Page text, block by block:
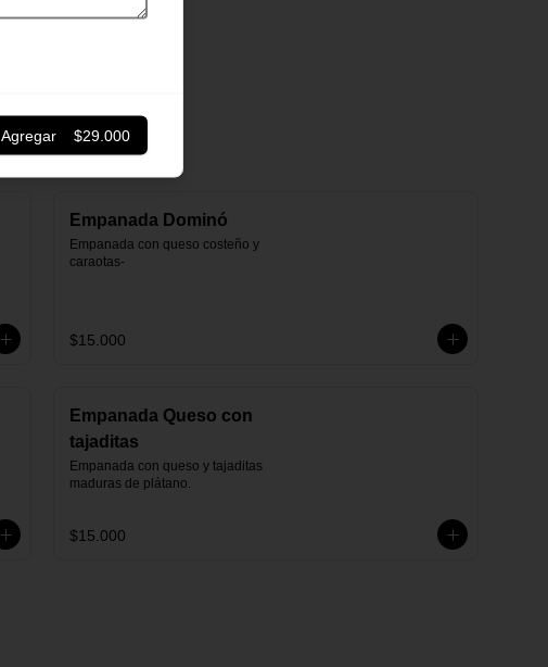
Empanada Dominó
Empanada con queso costeño y
caraotas-
$15.000
Empanada Queso con
tajaditas
Empanada con queso y tajaditas
maduras de plátano.
$15.000
Agregar $29.000